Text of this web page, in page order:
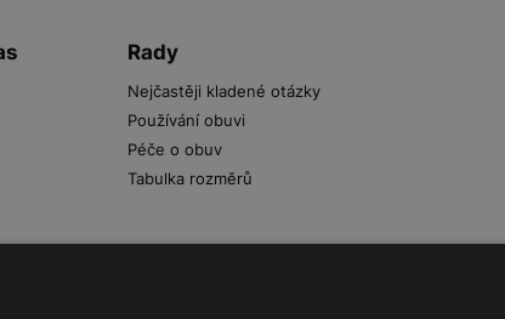
Rady
Nejčastěji kladené otázky
Používání obuvi
Péče o obuv
Tabulka rozměrů